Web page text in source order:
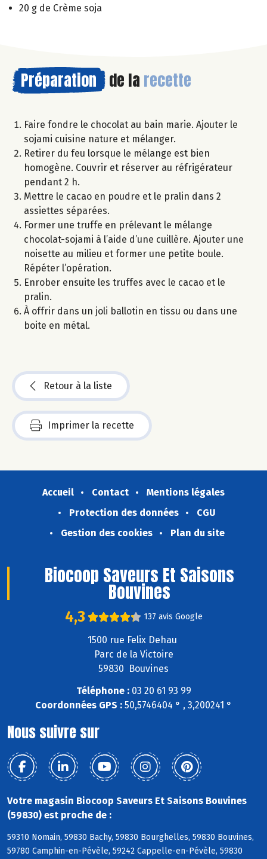
20 g de Crème soja
Préparation de la recette
Faire fondre le chocolat au bain marie. Ajouter le
sojami cuisine nature et mélanger.
Retirer du feu lorsque le mélange est bien
homogène. Couvrir et réserver au réfrigérateur
pendant 2 h.
Mettre le cacao en poudre et le pralin dans 2
assiettes séparées.
Former une truffe en prélevant le mélange
chocolat-sojami à l’aide d’une cuillère. Ajouter une
noisette au milieu et former une petite boule.
Répéter l’opération.
Enrober ensuite les truffes avec le cacao et le
pralin.
À offrir dans un joli ballotin en tissu ou dans une
boite en métal.
Retour à la liste
Imprimer la recette
Accueil Contact
Mentions légales
Protection des données
CGU
Gestion des cookies
Plan du site
Biocoop Saveurs Et Saisons
Bouvines
4,3 137 avis Google
1500 rue Felix Dehau
Parc de la Victoire
59830 Bouvines
Téléphone :03 20 61 93 99
Coordonnées GPS : 50,5746404 ° , 3,200241 °
Nous suivre sur
Votre magasin Biocoop Saveurs Et Saisons Bouvines
(59830) est proche de :
59310 Nomain, 59830 Bachy, 59830 Bourghelles, 59830 Bouvines,
59780 Camphin-en-Pévèle, 59242 Cappelle-en-Pévèle, 59830